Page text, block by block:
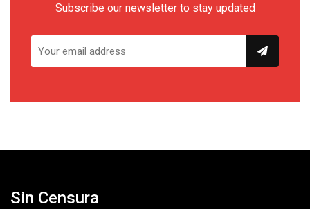
Subscribe our newsletter to stay updated
Sin Censura